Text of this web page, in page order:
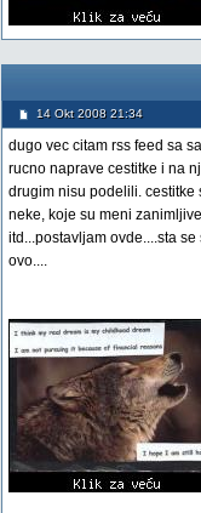
14 Okt 2008 21:34
dugo vec citam rss feed sa
rucno naprave cestitke i na
drugim nisu podelili. cestitke
neke, koje su meni
itd...postavljam ovde....sta
ovo....